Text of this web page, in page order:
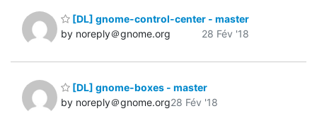
[DL] gnome-control-center - master
by noreply＠gnome.org
28 Fév '18
[DL] gnome-boxes - master
by noreply＠gnome.org28 Fév '18